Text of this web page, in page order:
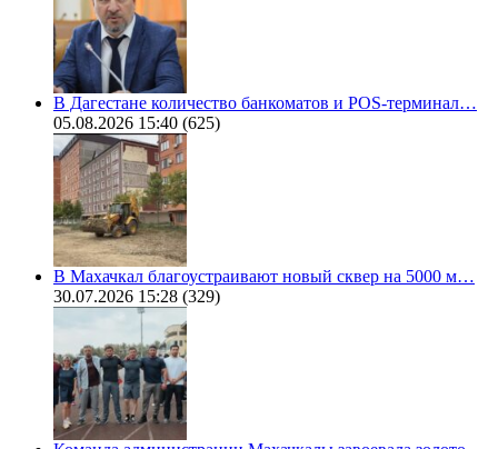
В Дагестане количество банкоматов и POS-терминал…
05.08.2026 15:40 (625)
В Махачкал благоустраивают новый сквер на 5000 м…
30.07.2026 15:28 (329)